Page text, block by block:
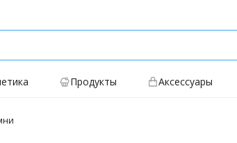
Продукты Аксессуары